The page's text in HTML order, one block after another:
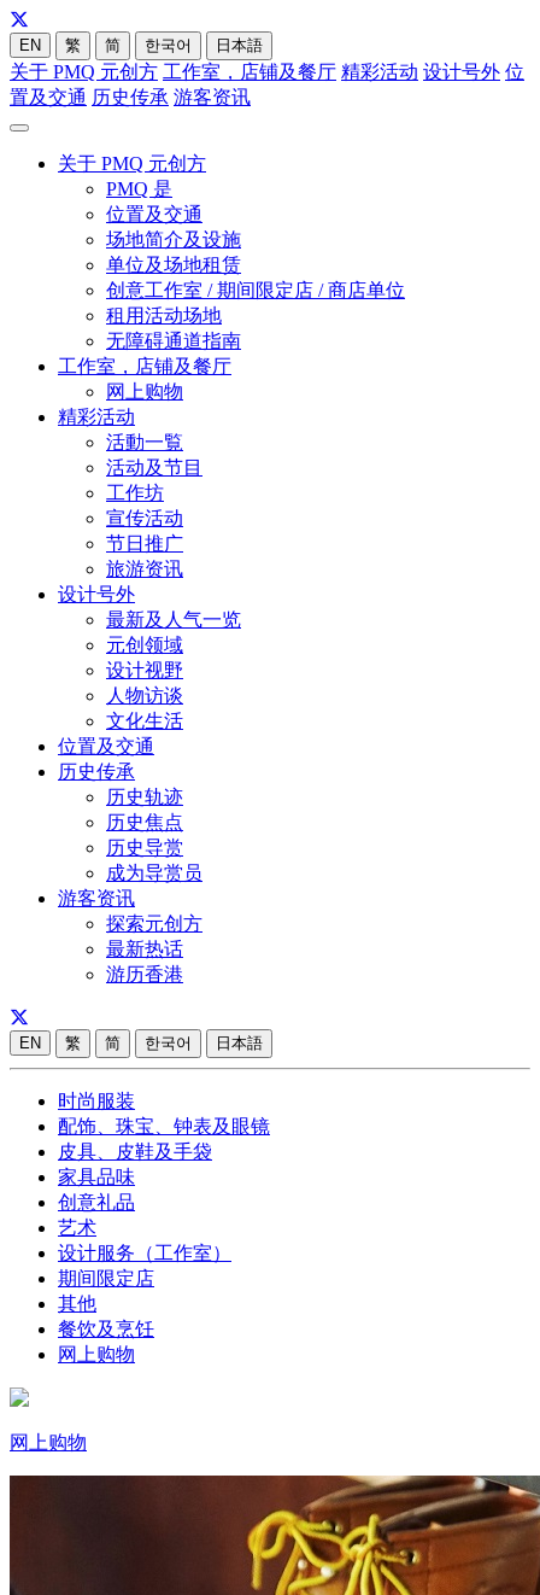
EN 繁 简 한국어 日本語
关于 PMQ 元创方 工作室，店铺及餐厅 精彩活动 设计号外 位
置及交通 历史传承 游客资讯
关于 PMQ 元创方
PMQ 是
位置及交通
场地简介及设施
单位及场地租赁
创意工作室 / 期间限定店 / 商店单位
租用活动场地
无障碍通道指南
工作室，店铺及餐厅
网上购物
精彩活动
活動一覧
活动及节目
工作坊
宣传活动
节日推广
旅游资讯
设计号外
最新及人气一览
元创领域
设计视野
人物访谈
文化生活
位置及交通
历史传承
历史轨迹
历史焦点
历史导赏
成为导赏员
游客资讯
探索元创方
最新热话
游历香港
EN 繁 简 한국어 日本語
时尚服装
配饰、珠宝、钟表及眼镜
皮具、皮鞋及手袋
家具品味
创意礼品
艺术
设计服务（工作室）
期间限定店
其他
餐饮及烹饪
网上购物
网上购物